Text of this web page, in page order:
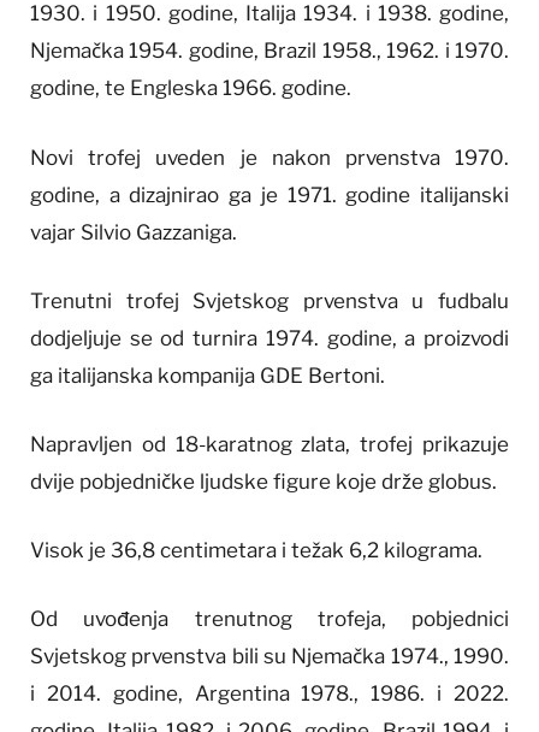
1930. i 1950. godine, Italija 1934. i 1938. godine,
Njemačka 1954. godine, Brazil 1958., 1962. i 1970.
godine, te Engleska 1966. godine.
Novi trofej uveden je nakon prvenstva 1970.
godine, a dizajnirao ga je 1971. godine italijanski
vajar Silvio Gazzaniga.
Trenutni trofej Svjetskog prvenstva u fudbalu
dodjeljuje se od turnira 1974. godine, a proizvodi
ga italijanska kompanija GDE Bertoni.
Napravljen od 18-karatnog zlata, trofej prikazuje
dvije pobjedničke ljudske figure koje drže globus.
Visok je 36,8 centimetara i težak 6,2 kilograma.
Od uvođenja trenutnog trofeja, pobjednici
Svjetskog prvenstva bili su Njemačka 1974., 1990.
i 2014. godine, Argentina 1978., 1986. i 2022.